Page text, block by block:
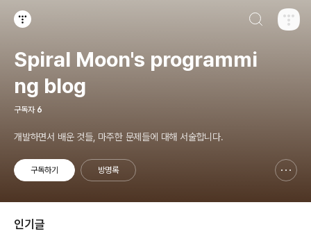
Spiral Moon's programmi
ng blog
구독자 6
개발하면서 배운 것들, 마주한 문제들에 대해 서술합니다.
구독하기 방명록
인기글